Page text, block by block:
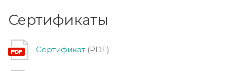
Сертификаты
Сертификат (PDF)